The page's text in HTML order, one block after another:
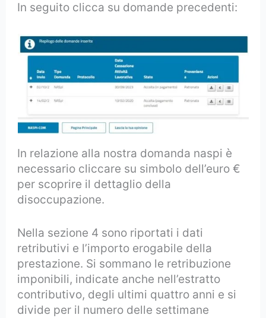
In seguito clicca su domande precedenti:
In relazione alla nostra domanda naspi è
necessario cliccare su simbolo dell’euro €
per scoprire il dettaglio della
disoccupazione.
Nella sezione 4 sono riportati i dati
retributivi e l’importo erogabile della
prestazione. Si sommano le retribuzione
imponibili, indicate anche nell’estratto
contributivo, degli ultimi quattro anni e si
divide per il numero delle settimane